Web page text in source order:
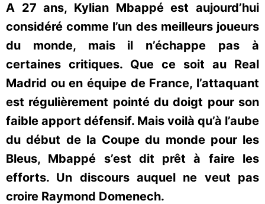
A 27 ans, Kylian Mbappé est aujourd’hui
considéré comme l’un des meilleurs joueurs
du monde, mais il n’échappe pas à
certaines critiques. Que ce soit au Real
Madrid ou en équipe de France, l’attaquant
est régulièrement pointé du doigt pour son
faible apport défensif. Mais voilà qu’à l’aube
du début de la Coupe du monde pour les
Bleus, Mbappé s’est dit prêt à faire les
efforts. Un discours auquel ne veut pas
croire Raymond Domenech.